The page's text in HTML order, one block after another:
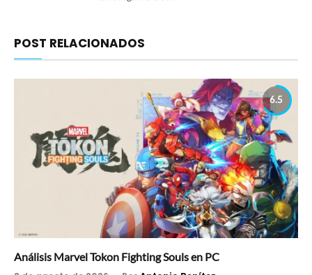
POST RELACIONADOS
6.5
Análisis Marvel Tokon Fighting Souls en PC